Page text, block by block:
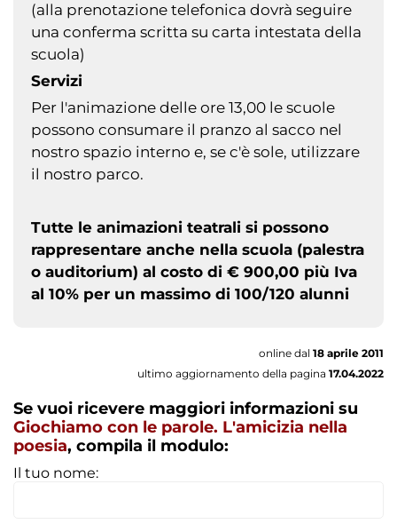
(alla prenotazione telefonica dovrà seguire
una conferma scritta su carta intestata della
scuola)
Servizi
Per l'animazione delle ore 13,00 le scuole
possono consumare il pranzo al sacco nel
nostro spazio interno e, se c'è sole, utilizzare
il nostro parco.
Tutte le animazioni teatrali si possono
rappresentare anche nella scuola (palestra
o auditorium) al costo di € 900,00 più Iva
al 10% per un massimo di 100/120 alunni
online dal 18 aprile 2011
ultimo aggiornamento della pagina 17.04.2022
Se vuoi ricevere maggiori informazioni su
Giochiamo con le parole. L'amicizia nella
poesia, compila il modulo:
Il tuo nome: